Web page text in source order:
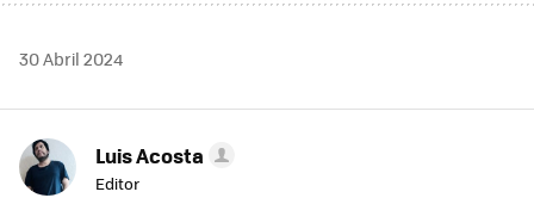
30 Abril 2024
Luis Acosta
Editor